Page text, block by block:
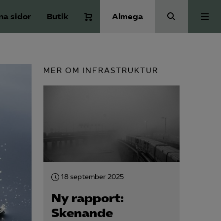
sidor Butik Almega
Kontakt
MER OM INFRASTRUKTUR
18 september 2025
Ny rapport:
Skenande